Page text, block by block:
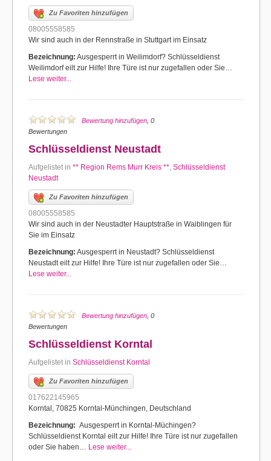
Zu Favoriten hinzufügen
08005558585
Wir sind auch in der Rennstraße in Stuttgart im Einsatz
Bezeichnung: Ausgesperrt in Weilimdorf? Schlüsseldienst
Weilimdorf eilt zur Hilfe! Ihre Türe ist nur zugefallen oder Sie…
Lese weiter...
Bewertung hinzufügen , 0
Bewertungen
Schlüsseldienst Neustadt
Aufgelistet in ** Region Rems Murr Kreis **, Schlüsseldienst
Neustadt
Zu Favoriten hinzufügen
08005558585
Wir sind auch in der Neustadter Hauptstraße in Waiblingen für
Sie im Einsatz
Bezeichnung: Ausgesperrt in Neustadt? Schlüsseldienst
Neustadt eilt zur Hilfe! Ihre Türe ist nur zugefallen oder Sie…
Lese weiter...
Bewertung hinzufügen , 0
Bewertungen
Schlüsseldienst Korntal
Aufgelistet in Schlüsseldienst Korntal
Zu Favoriten hinzufügen
017622145965
Korntal, 70825 Korntal-Münchingen, Deutschland
Bezeichnung: Ausgesperrt in Korntal-Müchingen?
Schlüsseldienst Korntal eilt zur Hilfe! Ihre Türe ist nur zugefallen
oder Sie haben… Lese weiter...